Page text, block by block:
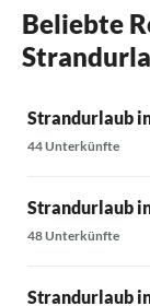
Die
und hilfsbereit.
diversen
Gelee).
Für alles ein
Frau Prestin,
Beliebte
Strandurlaub
44 Unterkünfte
Strandurlaub
48 Unterkünfte
Strandurlaub